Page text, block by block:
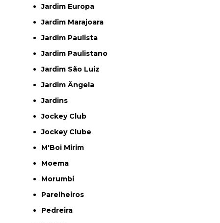
Jardim Europa
Jardim Marajoara
Jardim Paulista
Jardim Paulistano
Jardim São Luiz
Jardim Ângela
Jardins
Jockey Club
Jockey Clube
M'Boi Mirim
Moema
Morumbi
Parelheiros
Pedreira